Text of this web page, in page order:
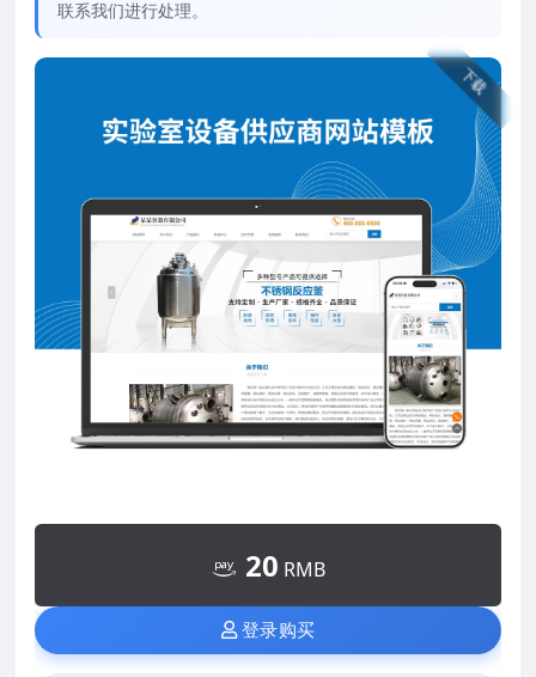
联系我们进行处理。
下载
20 RMB
登录购买